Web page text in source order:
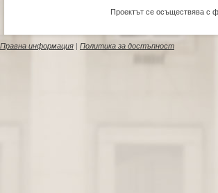
Проектът се осъществява с
Правна информация | Политика за достъпност